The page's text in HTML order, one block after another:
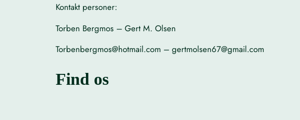
Kontakt personer:
Torben Bergmos – Gert M. Olsen
Torbenbergmos@hotmail.com – gertmolsen67@gmail.com
Find os